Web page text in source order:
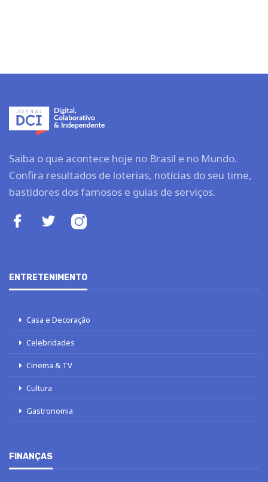
Saiba o que acontece hoje no Brasil e no Mundo.
Confira resultados de loterias, notícias do seu time,
bastidores dos famosos e guias de serviços.
ENTRETENIMENTO
Casa e Decoração
Celebridades
Cinema & TV
Cultura
Gastronomia
FINANÇAS